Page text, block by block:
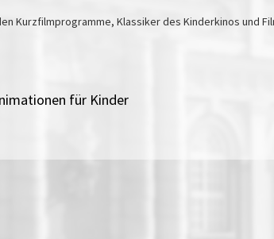
Kurzfilmprogramme, Klassiker des Kinderkinos und
für Kinder